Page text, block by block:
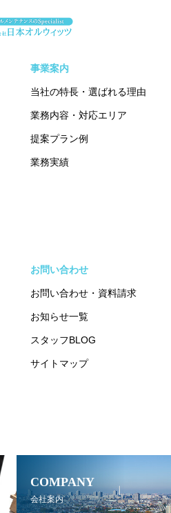
事業案内
当社の特長・選ばれる理由
業務内容・対応エリア
提案プラン例
業務実績
お問い合わせ
お問い合わせ・資料請求
お知らせ一覧
スタッフBLOG
サイトマップ
COMPANY
会社案内